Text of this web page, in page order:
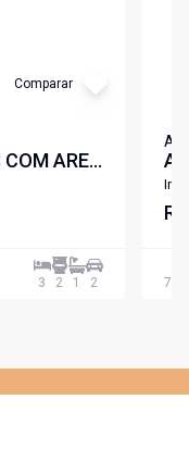
Comparar
AREA
3 2 1 2 70